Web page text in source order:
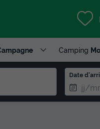
Camping
Date